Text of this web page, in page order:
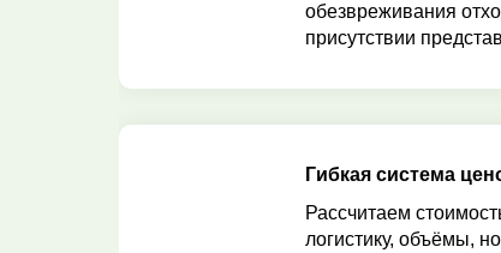
обезвреживания
присутствии
Гибкая система
Рассчитаем
логистику, объёмы,